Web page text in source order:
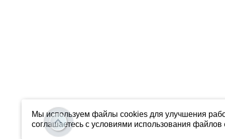
Мы используем файлы cookies для улучшения
соглашаетесь с условиями использования файлов